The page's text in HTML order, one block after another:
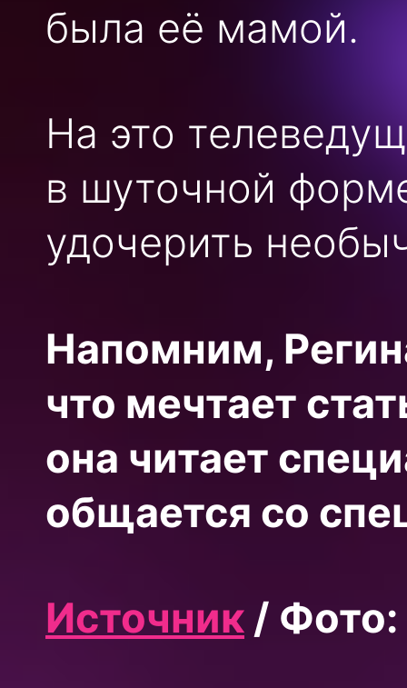
была её мамой.
На это
в шуточной
удочерить
Напомним,
что мечтает
она читает
общается со
Источник / Фото: